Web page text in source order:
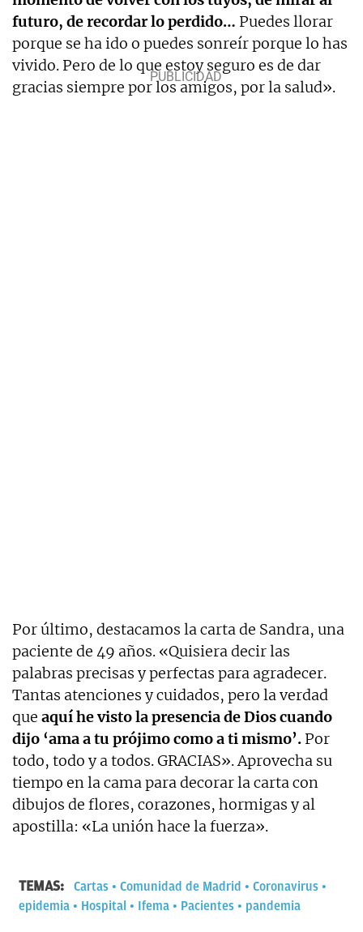
futuro, de recordar lo perdido… Puedes llorar
porque se ha ido o puedes sonreír porque lo has
vivido. Pero de lo que estoy seguro es de dar
gracias siempre por los amigos, por la salud».
Por último, destacamos la carta de Sandra, una
paciente de 49 años. «Quisiera decir las
palabras precisas y perfectas para agradecer.
Tantas atenciones y cuidados, pero la verdad
que aquí he visto la presencia de Dios cuando
dijo ‘ama a tu prójimo como a ti mismo’. Por
todo, todo y a todos. GRACIAS». Aprovecha su
tiempo en la cama para decorar la carta con
dibujos de flores, corazones, hormigas y al
apostilla: «La unión hace la fuerza».
TEMAS: Cartas Comunidad de Madrid
Coronavirus
epidemia
Hospital Ifema Pacientes pandemia